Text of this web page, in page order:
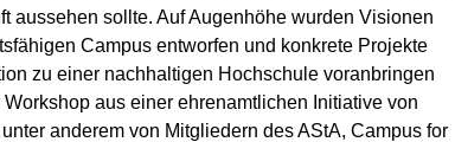
aussehen sollte. Auf Augenhöhe wurden Visionen
Cam­pus entworfen und konkrete Projekte
zu einer nachhaltigen Hoch­schu­le voranbringen
aus einer ehrenamtlichen Initiative von
an­de­rem von Mitgliedern des AStA, Cam­pus for